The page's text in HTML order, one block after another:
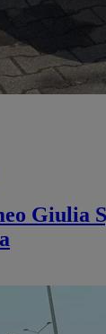
Giulia